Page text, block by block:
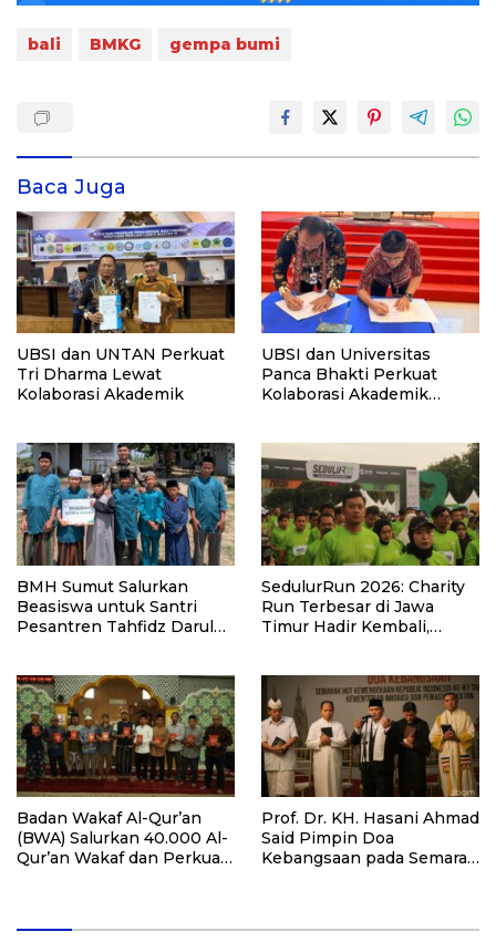
bali BMKG gempa bumi
Baca Juga
UBSI dan UNTAN Perkuat
Tri Dharma Lewat
Kolaborasi Akademik
UBSI dan Universitas
Panca Bhakti Perkuat
Kolaborasi Akademik
BMH Sumut Salurkan
Beasiswa untuk Santri
Pesantren Tahfidz Darul
SedulurRun 2026: Charity
Run Terbesar di Jawa
Timur Hadir Kembali,
Santri dan Guru Honorer
Badan Wakaf Al-Qur’an
(BWA) Salurkan 40.000 Al-
Qur’an Wakaf dan Perkuat
Prof. Dr. KH. Hasani Ahmad
Said Pimpin Doa
Kebangsaan pada Semarak